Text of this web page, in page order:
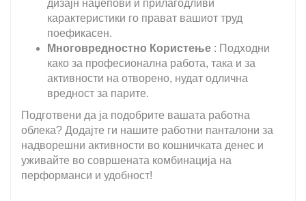
дизајн наџепови и прилагодливи
карактеристики го прават вашиот труд
поефикасен.
Многовредностно Користење : Подходни
како за професионална работа, така и за
активности на отворено, нудат одлична
вредност за парите.
Подготвени да ја подобрите вашата работна
облека? Додајте ги нашите работни панталони за
надворешни активности во кошничката денес и
уживайте во совршената комбинација на
перформанси и удобност!